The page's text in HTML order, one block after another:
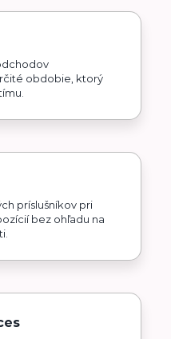
obdobie, ktorý
príslušníkov pri
bez ohľadu na